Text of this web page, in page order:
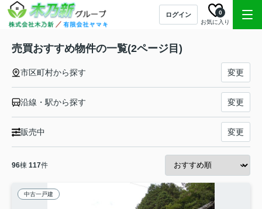
ログイン
お気に入り
0
売買おすすめ物件の一覧(2ページ目)
市区町村から探す 変更
沿線・駅から探す 変更
販売中 変更
96棟 117件
中古一戸建